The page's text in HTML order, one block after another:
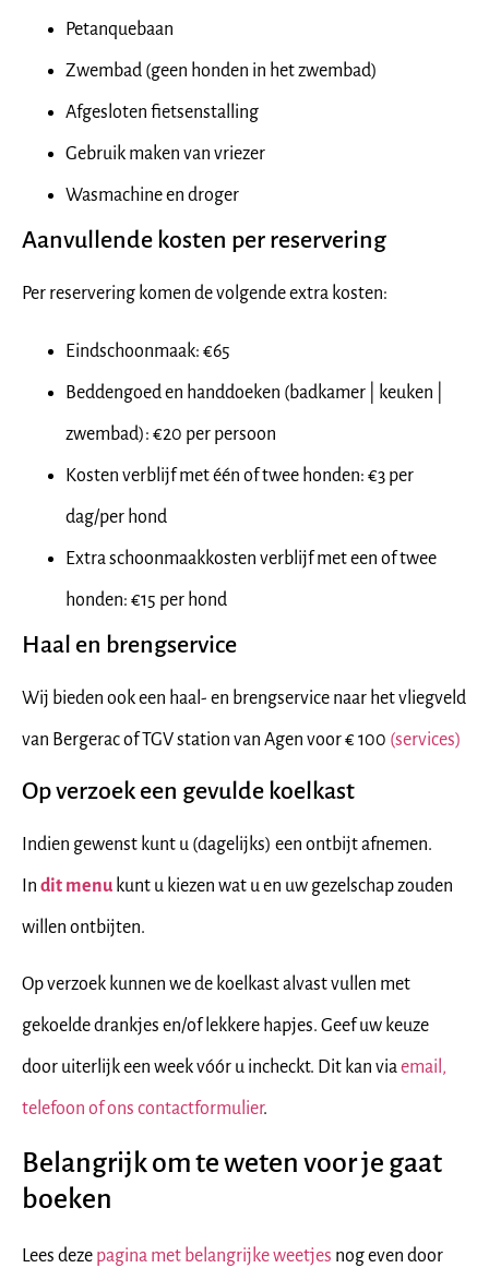
Petanquebaan
Zwembad (geen honden in het zwembad)
Afgesloten fietsenstalling
Gebruik maken van vriezer
Wasmachine en droger
Aanvullende kosten per reservering
Per reservering komen de volgende extra kosten:
Eindschoonmaak: €65
Beddengoed en handdoeken (badkamer | keuken |
zwembad): €20 per persoon
Kosten verblijf met één of twee honden: €3 per
dag/per hond
Extra schoonmaakkosten verblijf met een of twee
honden: €15 per hond
Haal en brengservice
Wij bieden ook een haal- en brengservice naar het vliegveld
van Bergerac of TGV station van Agen voor € 100 (services)
Op verzoek een gevulde koelkast
Indien gewenst kunt u (dagelijks) een ontbijt afnemen.
In dit menu kunt u kiezen wat u en uw gezelschap zouden
willen ontbijten.
Op verzoek kunnen we de koelkast alvast vullen met
gekoelde drankjes en/of lekkere hapjes. Geef uw keuze
door uiterlijk een week vóór u incheckt. Dit kan viaemail,
telefoon of ons contactformulier.
Belangrijk om te weten voor je gaat
boeken
Lees deze pagina met belangrijke weetjes nog even door